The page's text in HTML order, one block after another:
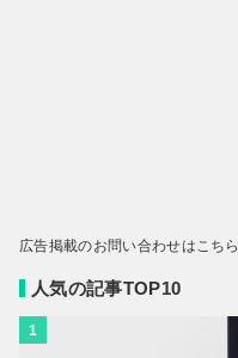
広告掲載のお問い合わせはこちら
人気の記事TOP10
1